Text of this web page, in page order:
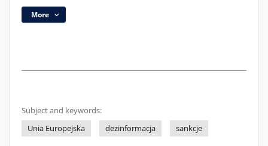
More
Subject and keywords:
Unia Europejska
dezinformacja sankcje